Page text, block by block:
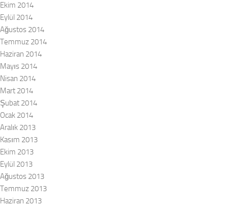
Ekim 2014
Eylül 2014
Ağustos 2014
Temmuz 2014
Haziran 2014
Mayıs 2014
Nisan 2014
Mart 2014
Şubat 2014
Ocak 2014
Aralık 2013
Kasım 2013
Ekim 2013
Eylül 2013
Ağustos 2013
Temmuz 2013
Haziran 2013